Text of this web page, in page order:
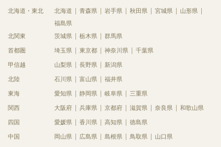
北海道・東北 北海道 青森県 岩手県 秋田県 宮城県
山形県
福島県
北関東
茨城県 栃木県 群馬県
首都圏 埼玉県 東京都 神奈川県 千葉県
甲信越 山梨県 長野県 新潟県
北陸 石川県 富山県 福井県
東海 愛知県 静岡県 岐阜県 三重県
関西 大阪府 兵庫県 京都府 滋賀県 奈良県 和歌山県
四国 愛媛県 香川県 高知県 徳島県
中国 岡山県 広島県 島根県 鳥取県 山口県